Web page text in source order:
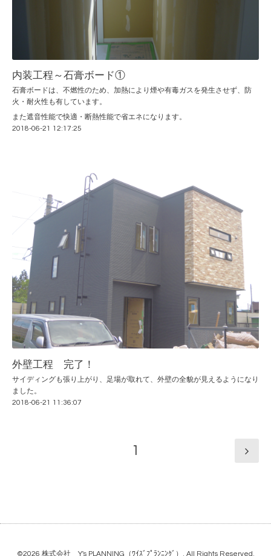
内装工程～石膏ボード①
石膏ボードは、不燃性のため、加熱により煙や有毒ガスを発生させず、防
火・耐火性も有しています。
また遮音性能で快適・断熱性能で省エネになります。
2018-06-21 12:17:25
外壁工程 完了！
サイディングも張り上がり、足場が取れて、外壁の全貌が見えるようになり
ました。
2018-06-21 11:36:07
1
©2026 株式会社 Y's PLANNING（ﾜｲｽﾞﾌﾟﾗﾝﾆﾝｸﾞ） . All Rights Reserved.